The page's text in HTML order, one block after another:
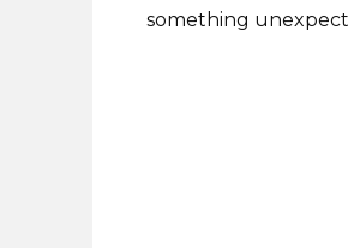
something